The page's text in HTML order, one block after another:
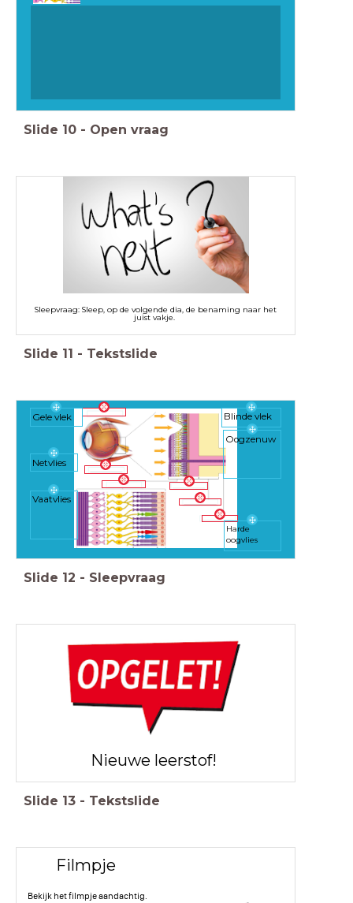
Slide 10 - Open vraag
Sleepvraag: Sleep, op de volgende dia, de benaming naar het
juist vakje.
Slide 11 - Tekstslide
Gele vlek
Netvlies
Blinde vlek
Oogzenuw
Vaatvlies
Harde
oogvlies
Slide 12 - Sleepvraag
Nieuwe leerstof!
Slide 13 - Tekstslide
Filmpje
Bekijk het filmpje aandachtig.